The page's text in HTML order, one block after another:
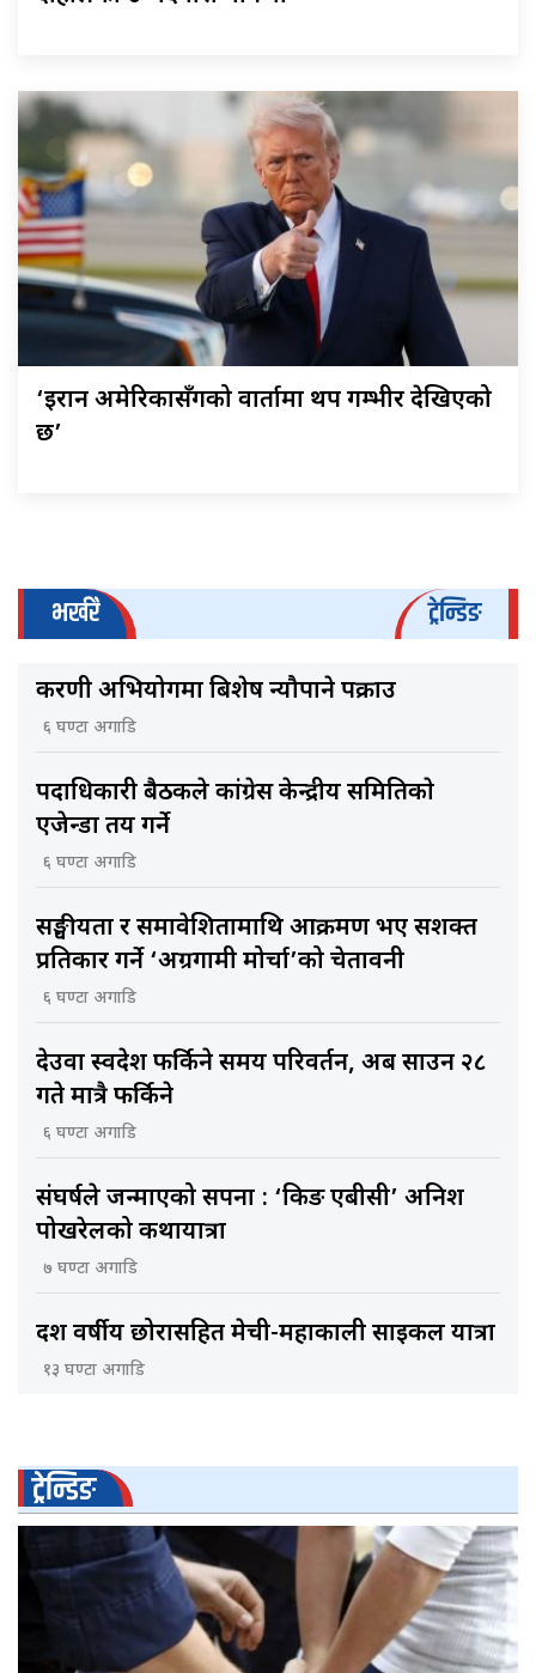
‘इरान अमेरिकासँगको वार्तामा थप गम्भीर देखिएको
छ’
भर्खरै ट्रेन्डिङ
करणी अभियोगमा बिशेष न्यौपाने पक्राउ
६ घण्टा अगाडि
पदाधिकारी बैठकले कांग्रेस केन्द्रीय समितिकाे
एजेन्डा तय गर्ने
६ घण्टा अगाडि
सङ्घीयता र समावेशितामाथि आक्रमण भए सशक्त
प्रतिकार गर्ने ‘अग्रगामी मोर्चा’को चेतावनी
६ घण्टा अगाडि
देउवा स्वदेश फर्किने समय परिवर्तन, अब साउन २८
गते मात्रै फर्किने
६ घण्टा अगाडि
संघर्षले जन्माएको सपना : ‘किङ एबीसी’ अनिश
पोखरेलको कथायात्रा
७ घण्टा अगाडि
दश वर्षीय छोरासहित मेची-महाकाली साइकल यात्रा
१३ घण्टा अगाडि
ट्रेन्डिङ